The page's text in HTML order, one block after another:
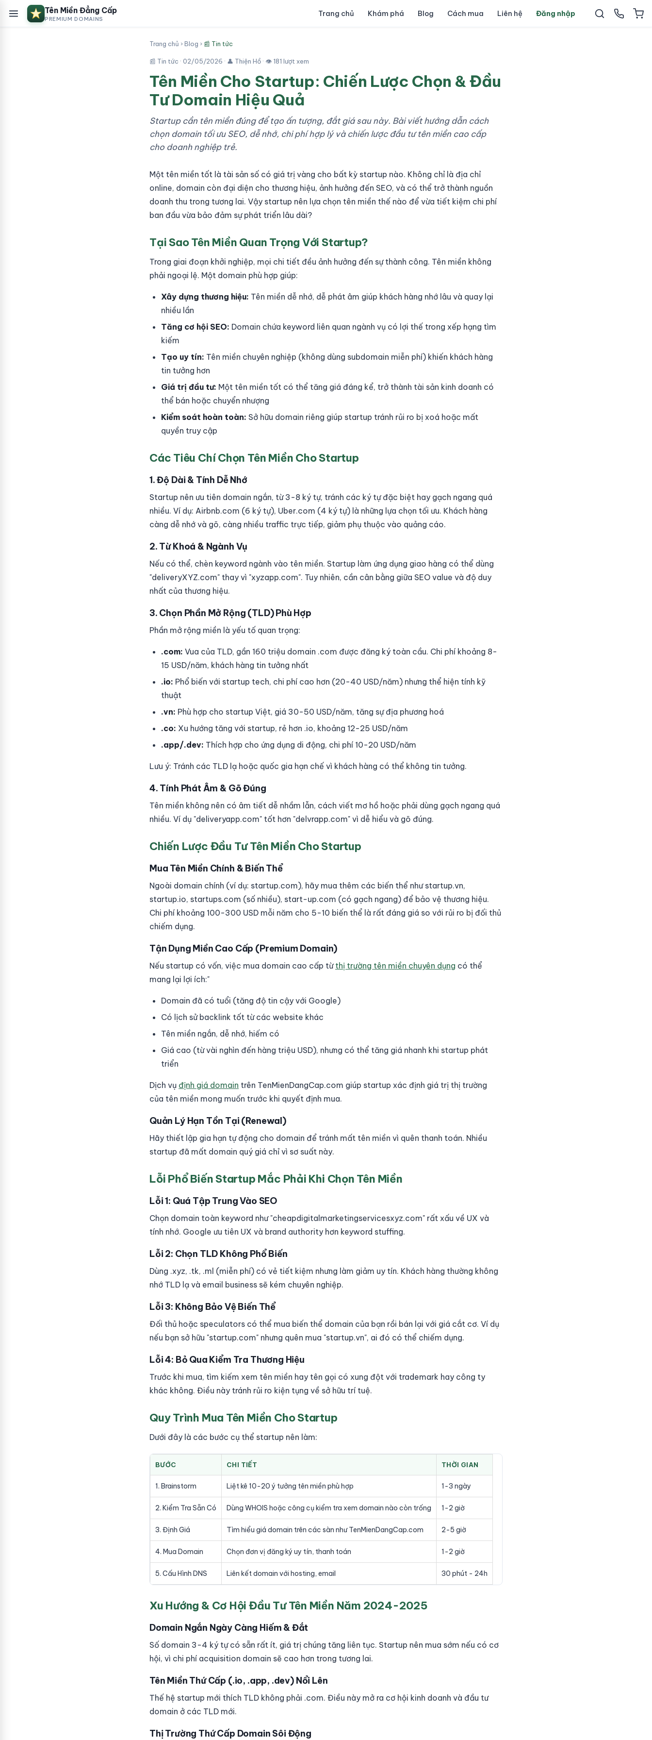
Tên Miền Đẳng Cấp
PREMIUM DOMAINS
Trang chủ Khám phá Blog Cách mua Liên hệ Đăng nhập
Trang chủ ›Blog › 📰 Tin tức
📰 Tin tức · 02/05/2026 · 👤 Thiện Hồ · 👁 181 lượt xem
Tên Miền Cho Startup: Chiến Lược Chọn & Đầu
Tư Domain Hiệu Quả
Startup cần tên miền đúng để tạo ấn tượng, đắt giá sau này. Bài viết hướng dẫn cách
chọn domain tối ưu SEO, dễ nhớ, chi phí hợp lý và chiến lược đầu tư tên miền cao cấp
cho doanh nghiệp trẻ.
Một tên miền tốt là tài sản số có giá trị vàng cho bất kỳ startup nào. Không chỉ là địa chỉ
online, domain còn đại diện cho thương hiệu, ảnh hưởng đến SEO, và có thể trở thành nguồn
doanh thu trong tương lai. Vậy startup nên lựa chọn tên miền thế nào để vừa tiết kiệm chi phí
ban đầu vừa bảo đảm sự phát triển lâu dài?
Tại Sao Tên Miền Quan Trọng Với Startup?
Trong giai đoạn khởi nghiệp, mọi chi tiết đều ảnh hưởng đến sự thành công. Tên miền không
phải ngoại lệ. Một domain phù hợp giúp:
Xây dựng thương hiệu: Tên miền dễ nhớ, dễ phát âm giúp khách hàng nhớ lâu và quay lại
nhiều lần
Tăng cơ hội SEO: Domain chứa keyword liên quan ngành vụ có lợi thế trong xếp hạng tìm
kiếm
Tạo uy tín: Tên miền chuyên nghiệp (không dùng subdomain miễn phí) khiến khách hàng
tin tưởng hơn
Giá trị đầu tư: Một tên miền tốt có thể tăng giá đáng kể, trở thành tài sản kinh doanh có
thể bán hoặc chuyển nhượng
Kiểm soát hoàn toàn: Sở hữu domain riêng giúp startup tránh rủi ro bị xoá hoặc mất
quyền truy cập
Các Tiêu Chí Chọn Tên Miền Cho Startup
1. Độ Dài & Tính Dễ Nhớ
Startup nên ưu tiên domain ngắn, từ 3-8 ký tự, tránh các ký tự đặc biệt hay gạch ngang quá
nhiều. Ví dụ: Airbnb.com (6 ký tự), Uber.com (4 ký tự) là những lựa chọn tối ưu. Khách hàng
càng dễ nhớ và gõ, càng nhiều traffic trực tiếp, giảm phụ thuộc vào quảng cáo.
2. Từ Khoá & Ngành Vụ
Nếu có thể, chèn keyword ngành vào tên miền. Startup làm ứng dụng giao hàng có thể dùng
"deliveryXYZ.com" thay vì "xyzapp.com". Tuy nhiên, cần cân bằng giữa SEO value và độ duy
nhất của thương hiệu.
3. Chọn Phần Mở Rộng (TLD) Phù Hợp
Phần mở rộng miền là yếu tố quan trọng:
.com: Vua của TLD, gần 160 triệu domain .com được đăng ký toàn cầu. Chi phí khoảng 8-
15 USD/năm, khách hàng tin tưởng nhất
.io: Phổ biến với startup tech, chi phí cao hơn (20-40 USD/năm) nhưng thể hiện tính kỹ
thuật
.vn: Phù hợp cho startup Việt, giá 30-50 USD/năm, tăng sự địa phương hoá
.co: Xu hướng tăng với startup, rẻ hơn .io, khoảng 12-25 USD/năm
.app/.dev: Thích hợp cho ứng dụng di động, chi phí 10-20 USD/năm
Lưu ý: Tránh các TLD lạ hoặc quốc gia hạn chế vì khách hàng có thể không tin tưởng.
4. Tính Phát Âm & Gõ Đúng
Tên miền không nên có âm tiết dễ nhầm lẫn, cách viết mơ hồ hoặc phải dùng gạch ngang quá
nhiều. Ví dụ "deliveryapp.com" tốt hơn "delvrapp.com" vì dễ hiểu và gõ đúng.
Chiến Lược Đầu Tư Tên Miền Cho Startup
Mua Tên Miền Chính & Biến Thể
Ngoài domain chính (ví dụ: startup.com), hãy mua thêm các biến thể như startup.vn,
startup.io, startups.com (số nhiều), start-up.com (có gạch ngang) để bảo vệ thương hiệu.
Chi phí khoảng 100-300 USD mỗi năm cho 5-10 biến thể là rất đáng giá so với rủi ro bị đối thủ
chiếm dụng.
Tận Dụng Miền Cao Cấp (Premium Domain)
Nếu startup có vốn, việc mua domain cao cấp từ thị trường tên miền chuyên dụng có thể
mang lại lợi ích:"
Domain đã có tuổi (tăng độ tin cậy với Google)
Có lịch sử backlink tốt từ các website khác
Tên miền ngắn, dễ nhớ, hiếm có
Giá cao (từ vài nghìn đến hàng triệu USD), nhưng có thể tăng giá nhanh khi startup phát
triển
Dịch vụ định giá domain trên TenMienDangCap.com giúp startup xác định giá trị thị trường
của tên miền mong muốn trước khi quyết định mua.
Quản Lý Hạn Tồn Tại (Renewal)
Hãy thiết lập gia hạn tự động cho domain để tránh mất tên miền vì quên thanh toán. Nhiều
startup đã mất domain quý giá chỉ vì sơ suất này.
Lỗi Phổ Biến Startup Mắc Phải Khi Chọn Tên Miền
Lỗi 1: Quá Tập Trung Vào SEO
Chọn domain toàn keyword như "cheapdigitalmarketingservicesxyz.com" rất xấu về UX và
tính nhớ. Google ưu tiên UX và brand authority hơn keyword stuffing.
Lỗi 2: Chọn TLD Không Phổ Biến
Dùng .xyz, .tk, .ml (miễn phí) có vẻ tiết kiệm nhưng làm giảm uy tín. Khách hàng thường không
nhớ TLD lạ và email business sẽ kém chuyên nghiệp.
Lỗi 3: Không Bảo Vệ Biến Thể
Đối thủ hoặc speculators có thể mua biến thể domain của bạn rồi bán lại với giá cắt cơ. Ví dụ
nếu bạn sở hữu "startup.com" nhưng quên mua "startup.vn", ai đó có thể chiếm dụng.
Lỗi 4: Bỏ Qua Kiểm Tra Thương Hiệu
Trước khi mua, tìm kiếm xem tên miền hay tên gọi có xung đột với trademark hay công ty
khác không. Điều này tránh rủi ro kiện tụng về sở hữu trí tuệ.
Quy Trình Mua Tên Miền Cho Startup
Dưới đây là các bước cụ thể startup nên làm:
BƯỚC CHI TIẾT THỜI GIAN
1. Brainstorm Liệt kê 10-20 ý tưởng tên miền phù hợp 1-3 ngày
2. Kiểm Tra Sẵn Có Dùng WHOIS hoặc công cụ kiểm tra xem domain nào còn trống 1-2 giờ
3. Định Giá Tìm hiểu giá domain trên các sàn như TenMienDangCap.com 2-5 giờ
4. Mua Domain Chọn đơn vị đăng ký uy tín, thanh toán 1-2 giờ
5. Cấu Hình DNS Liên kết domain với hosting, email 30 phút - 24h
Xu Hướng & Cơ Hội Đầu Tư Tên Miền Năm 2024-2025
Domain Ngắn Ngày Càng Hiếm & Đắt
Số domain 3-4 ký tự có sẵn rất ít, giá trị chúng tăng liên tục. Startup nên mua sớm nếu có cơ
hội, vì chi phí acquisition domain sẽ cao hơn trong tương lai.
Tên Miền Thứ Cấp (.io, .app, .dev) Nổi Lên
Thế hệ startup mới thích TLD không phải .com. Điều này mở ra cơ hội kinh doanh và đầu tư
domain ở các TLD mới.
Thị Trường Thứ Cấp Domain Sôi Động